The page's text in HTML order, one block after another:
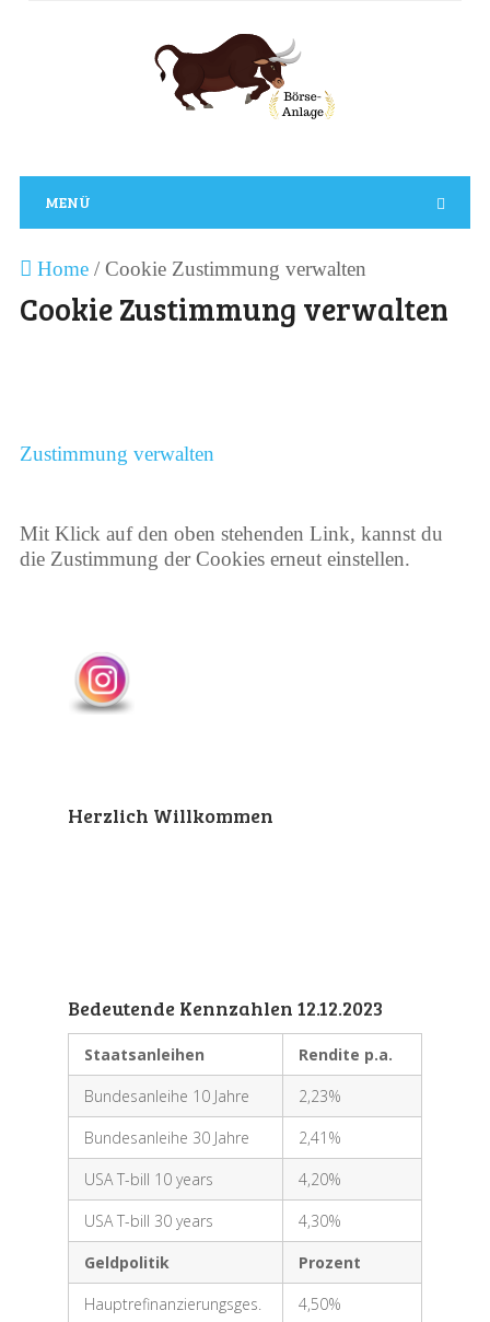
MENÜ
Home/ Cookie Zustimmung verwalten
Cookie Zustimmung verwalten
Zustimmung verwalten
Mit Klick auf den oben stehenden Link, kannst du
die Zustimmung der Cookies erneut einstellen.
Herzlich Willkommen
Bedeutende Kennzahlen 12.12.2023
Staatsanleihen
Rendite p.a.
Bundesanleihe 10 Jahre
2,23%
Bundesanleihe 30 Jahre
2,41%
USA T-bill 10 years
4,20%
USA T-bill 30 years
4,30%
Geldpolitik
Prozent
Hauptrefinanzierungsges.
4,50%